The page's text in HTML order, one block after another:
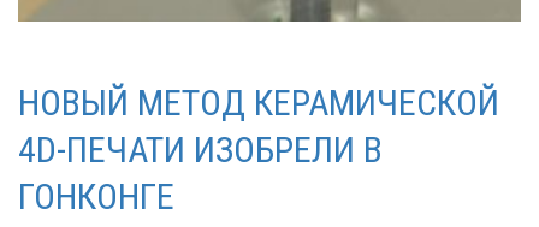
НОВЫЙ МЕТОД КЕРАМИЧЕСКОЙ
4D-ПЕЧАТИ ИЗОБРЕЛИ В
ГОНКОНГЕ